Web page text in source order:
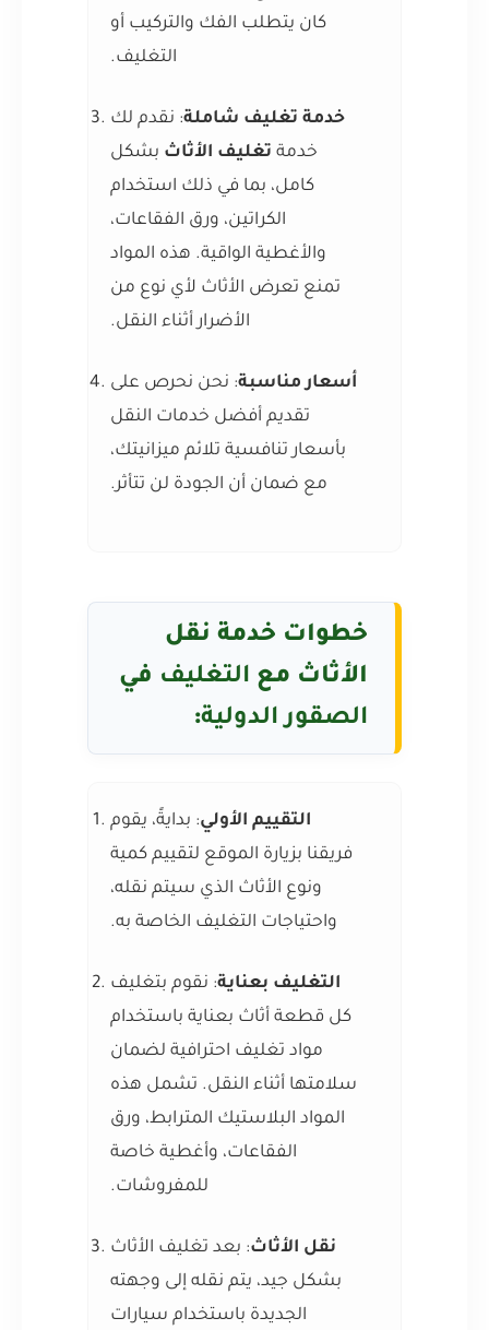
كان يتطلب الفك والتركيب أو
التغليف.
خدمة تغليف شاملة: نقدم لك
خدمة تغليف الأثاث بشكل
كامل، بما في ذلك استخدام
الكراتين، ورق الفقاعات،
والأغطية الواقية. هذه المواد
تمنع تعرض الأثاث لأي نوع من
الأضرار أثناء النقل.
أسعار مناسبة: نحن نحرص على
تقديم أفضل خدمات النقل
بأسعار تنافسية تلائم ميزانيتك،
مع ضمان أن الجودة لن تتأثر.
خطوات خدمة نقل
الأثاث مع التغليف في
الصقور الدولية:
التقييم الأولي: بدايةً، يقوم
فريقنا بزيارة الموقع لتقييم كمية
ونوع الأثاث الذي سيتم نقله،
واحتياجات التغليف الخاصة به.
التغليف بعناية: نقوم بتغليف
كل قطعة أثاث بعناية باستخدام
مواد تغليف احترافية لضمان
سلامتها أثناء النقل. تشمل هذه
المواد البلاستيك المترابط، ورق
الفقاعات، وأغطية خاصة
للمفروشات.
نقل الأثاث: بعد تغليف الأثاث
بشكل جيد، يتم نقله إلى وجهته
الجديدة باستخدام سيارات